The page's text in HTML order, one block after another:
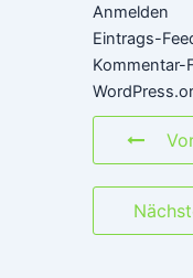
Anmelden
Eintrags-
Kommentar-